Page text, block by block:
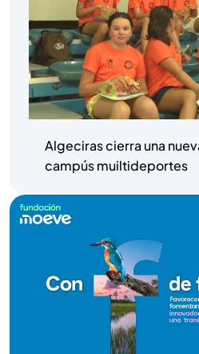
Algeciras cierra una
campús muiltideportes